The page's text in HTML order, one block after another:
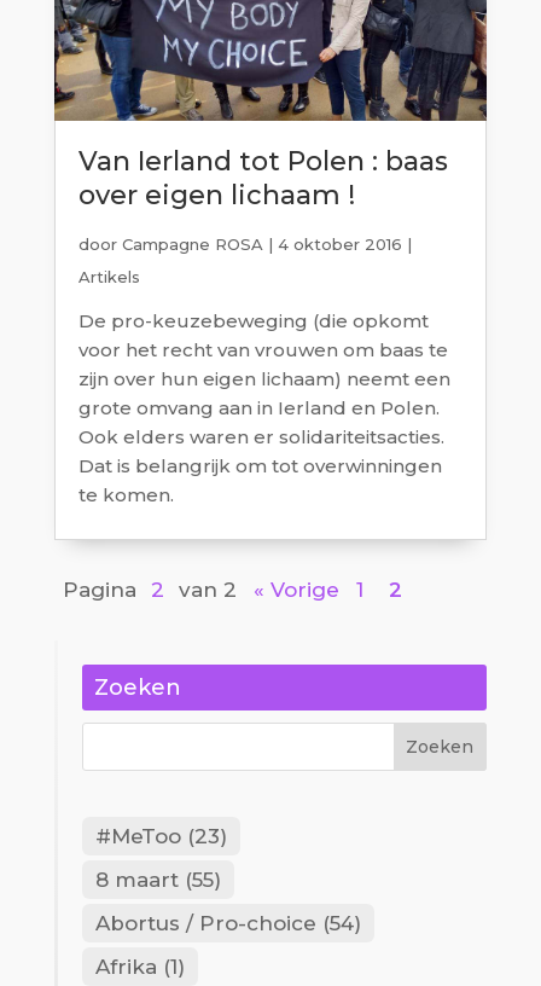
Van Ierland tot Polen : baas
over eigen lichaam !
door Campagne ROSA | 4 oktober 2016 |
Artikels
De pro-keuzebeweging (die opkomt
voor het recht van vrouwen om baas te
zijn over hun eigen lichaam) neemt een
grote omvang aan in Ierland en Polen.
Ook elders waren er solidariteitsacties.
Dat is belangrijk om tot overwinningen
te komen.
Pagina 2 van 2 « Vorige 1 2
Zoeken
#MeToo(23)
8 maart(55)
Abortus / Pro-choice (54)
Afrika (1)